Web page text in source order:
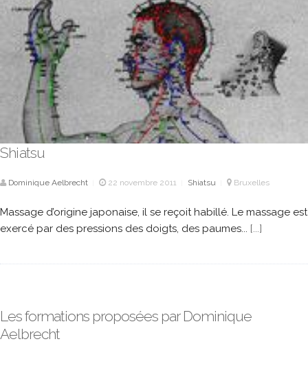
Shiatsu
Dominique Aelbrecht 22 novembre 2011 Shiatsu Bruxelles
Massage d’origine japonaise, il se reçoit habillé. Le massage est
exercé par des pressions des doigts, des paumes... [...]
Les formations proposées par Dominique
Aelbrecht